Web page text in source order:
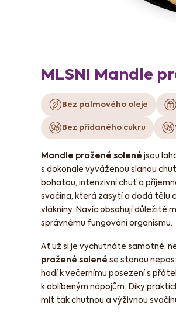
MLSNI Mandle
Bez palmového oleje
Bez přidaného cukru
Mandle pražené solené jsou
s dokonale vyváženou slanou
bohatou, intenzivní chuť a
svačina, která zasytí a dodá tělu
vlákniny. Navíc obsahují důležité
správnému fungování organismu.
Ať už si je vychutnáte samotné,
pražené solené se stanou
hodí k večernímu posezení s
k oblíbeným nápojům. Díky
mít tak chutnou a výživnou